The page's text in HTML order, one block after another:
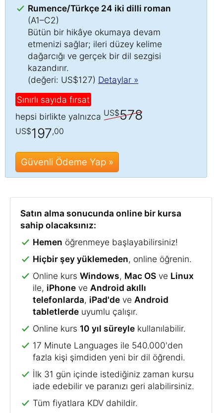
Rumence/Türkçe 24 iki dilli roman
(A1–C2)
Bütün bir hikâye okumaya devam
etmenizi sağlar; ileri düzey kelime
dağarcığı ve gerçek bir dil sezgisi
kazandırır.
(değeri: US$127) Detaylar »
Sınırlı sayıda fırsat
hepsi birlikte yalnızca US$578
US$197,00
Güvenli Ödeme Yap »
Satın alma sonucunda online bir kursa
sahip olacaksınız:
Hemen öğrenmeye başlayabilirsiniz!
Hiçbir şey yüklemeden, online öğrenin.
Online kurs Windows, Mac OS ve Linux
ile, iPhone ve Android akıllı
telefonlarda, iPad'de ve Android
tabletlerde uyumlu çalışır.
Online kurs 10 yıl süreyle kullanılabilir.
17 Minute Languages ile 540.000'den
fazla kişi şimdiden yeni bir dil öğrendi.
İlk 31 gün içinde istediğiniz zaman kursu
iade edebilir ve paranızı geri alabilirsiniz.
Tüm fiyatlara KDV dahildir.